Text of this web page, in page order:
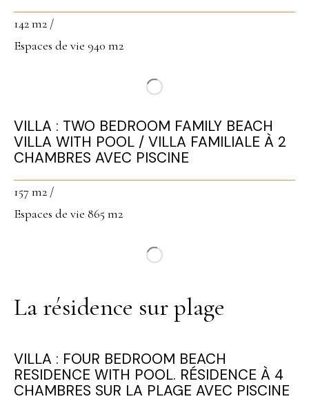
142 m2 /
Espaces de vie 940 m2
VILLA : TWO BEDROOM FAMILY BEACH
VILLA WITH POOL / VILLA FAMILIALE À 2
CHAMBRES AVEC PISCINE
157 m2 /
Espaces de vie 865 m2
La résidence sur plage
VILLA : FOUR BEDROOM BEACH
RESIDENCE WITH POOL. RÉSIDENCE À 4
CHAMBRES SUR LA PLAGE AVEC PISCINE